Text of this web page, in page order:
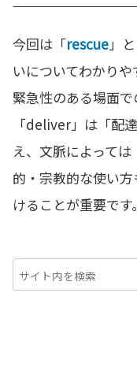
今回は「rescue」
いについてわかり
緊急性のある場面で
「deliver」は「配
え、文脈によって
的・宗教的な使い
けることが重要です。